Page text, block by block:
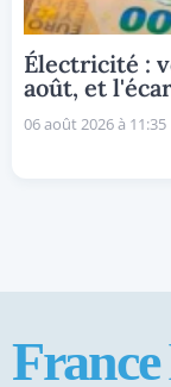
Électricité :
août, et
06 août 2026 à 11:35